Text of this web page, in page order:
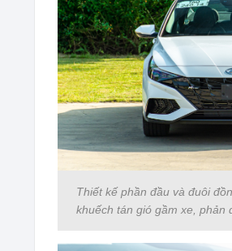
Thiết kế phần đầu và đuôi
khuếch tán gió gầm xe, phản